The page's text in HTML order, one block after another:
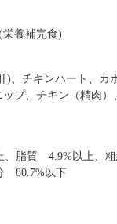
養補完食)
)、チキンハート、カ
プ、チキン（精肉）
脂質 4.9%以上、
80.7%以下